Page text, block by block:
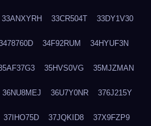
33ANXYRH 33CR504T 33DY1V30
34F92RUM 34HYUF3N
35HVS0VG 35MJZMAN
36NU8MEJ 36U7Y0NR 376J215Y
37IHO75D 37JQKID8 37X9FZP9